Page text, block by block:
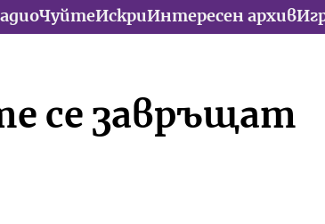
ЧуйтеИскриИнтересен архив
се завръщат